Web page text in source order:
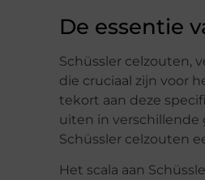
De essentie
Schüssler celzouten,
die cruciaal zijn voor
tekort aan deze
uiten in verschillende
Schüssler celzouten
Het scala aan